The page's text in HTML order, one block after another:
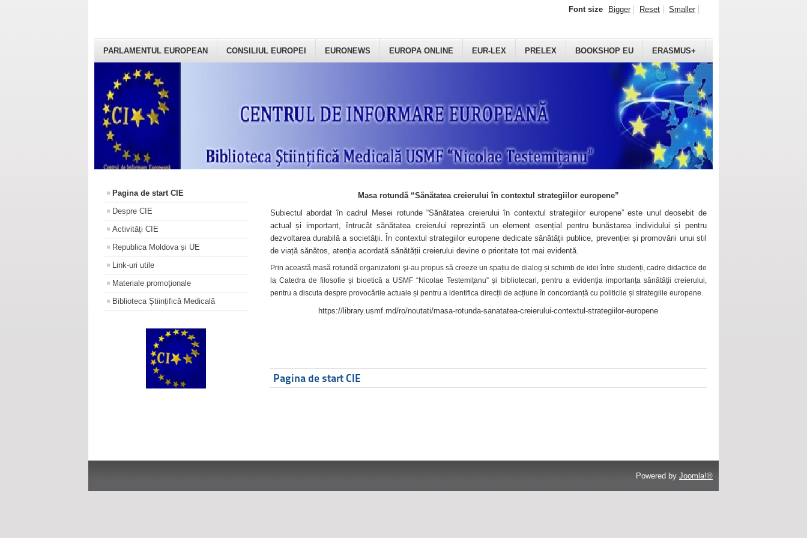
PARLAMENTUL EUROPEAN CONSILIUL EUROPEI EURONEWS EUROPA ONLINE EUR-LEX PRELEX BOOKSHOP EU ERASMUS+
Font size Bigger Reset Smaller
Pagina de start CIE
Despre CIE
Activități CIE
Republica Moldova și UE
Link-uri utile
Materiale promoţionale
Biblioteca Științifică Medicală
Masa rotundă “Sănătatea creierului în contextul strategiilor europene”
Subiectul abordat în cadrul Mesei rotunde “Sănătatea creierului în contextul strategiilor europene” este unul deosebit de
actual și important, întrucât sănătatea creierului reprezintă un element esențial pentru bunăstarea individului și pentru
dezvoltarea durabilă a societății. În contextul strategiilor europene dedicate sănătății publice, prevenției și promovării unui stil
de viață sănătos, atenția acordată sănătății creierului devine o prioritate tot mai evidentă.
Prin această masă rotundă organizatorii şi-au propus să creeze un spațiu de dialog și schimb de idei între studenți, cadre didactice de
la Catedra de filosofie și bioetică a USMF “Nicolae Testemițanu” și bibliotecari, pentru a evidenția importanța sănătății creierului,
pentru a discuta despre provocările actuale și pentru a identifica direcții de acțiune în concordanță cu politicile și strategiile europene.
https://library.usmf.md/ro/noutati/masa-rotunda-sanatatea-creierului-contextul-strategiilor-europene
Pagina de start CIE
Powered by Joomla!®